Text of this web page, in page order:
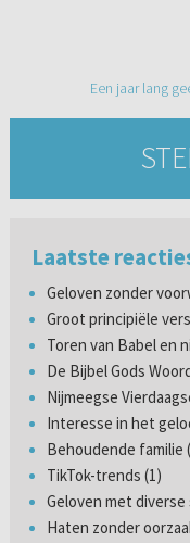
Een jaar lang
Laatste
Geloven zonder
Groot principiële
Toren van Babel en
De Bijbel Gods
Nijmeegse
Interesse in het
Behoudende familie
TikTok-trends (1)
Geloven met
Haten zonder